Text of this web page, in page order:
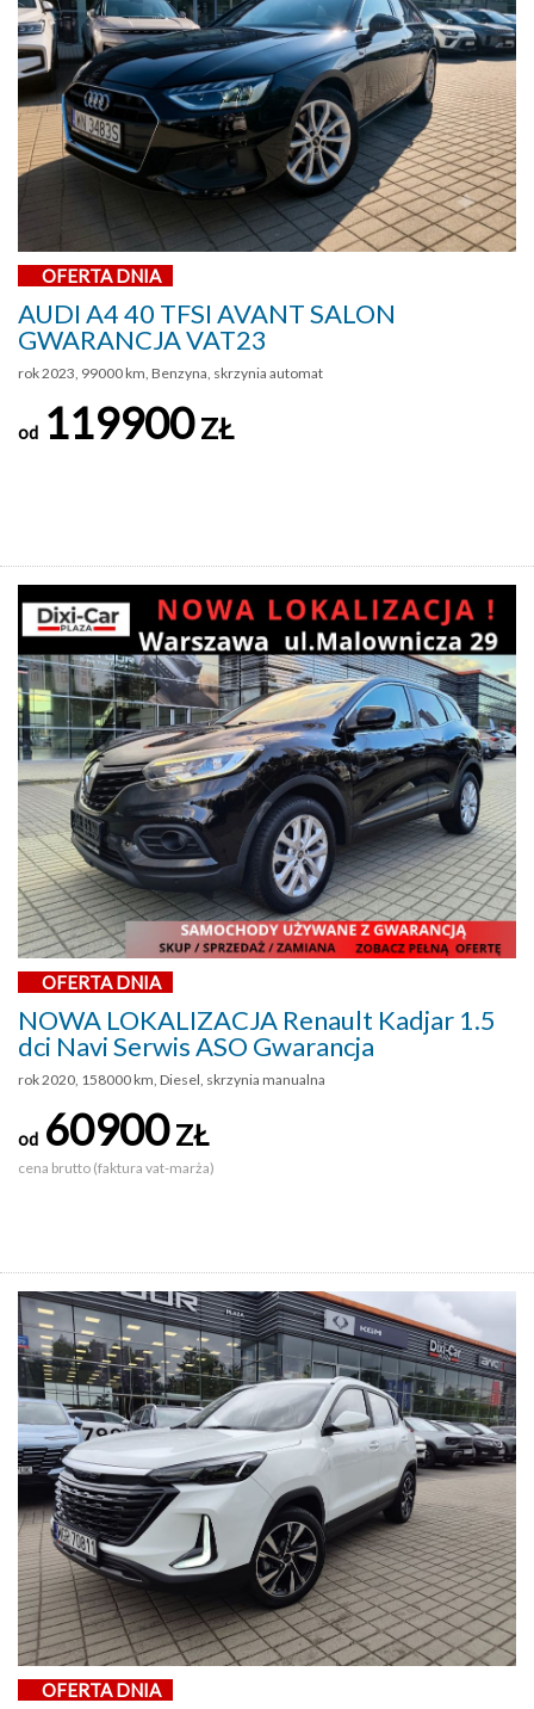
OFERTA DNIA
AUDI A4 40 TFSI AVANT SALON
GWARANCJA VAT23
rok 2023, 99000 km, Benzyna, skrzynia automat
od 119900ZŁ
OFERTA DNIA
NOWA LOKALIZACJA Renault Kadjar 1.5
dci Navi Serwis ASO Gwarancja
rok 2020, 158000 km, Diesel, skrzynia manualna
od 60900ZŁ
cena brutto (faktura vat-marża)
OFERTA DNIA